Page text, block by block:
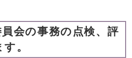
会の事務の点検、評
。